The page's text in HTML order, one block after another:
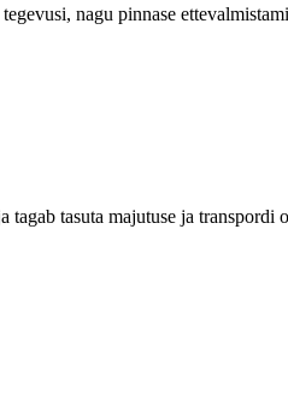
nagu pinnase
tasuta majutuse ja transpordi